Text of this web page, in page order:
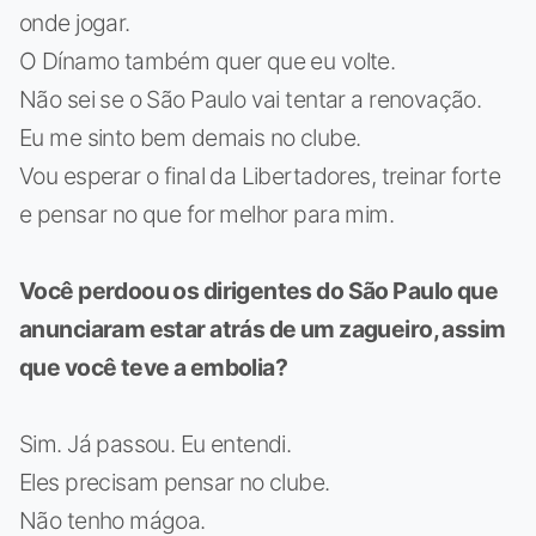
onde jogar.
O Dínamo também quer que eu volte.
Não sei se o São Paulo vai tentar a renovação.
Eu me sinto bem demais no clube.
Vou esperar o final da Libertadores, treinar forte
e pensar no que for melhor para mim.
Você perdoou os dirigentes do São Paulo que
anunciaram estar atrás de um zagueiro, assim
que você teve a embolia?
Sim. Já passou. Eu entendi.
Eles precisam pensar no clube.
Não tenho mágoa.